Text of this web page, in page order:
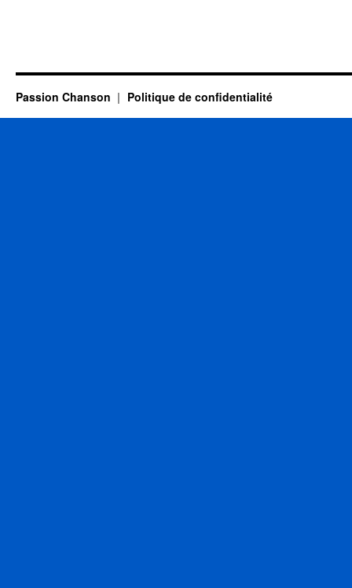
Passion Chanson Politique de confidentialité